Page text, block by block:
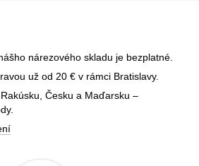
nárezového skladu je bezplatné.
už od 20 € v rámci Bratislavy.
Česku a Maďarsku –